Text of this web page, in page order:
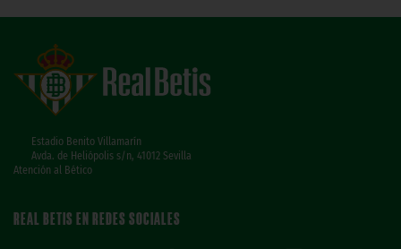
Estadio Benito Villamarín
Avda. de Heliópolis s/n, 41012 Sevilla
Atención al Bético
REAL BETIS EN REDES SOCIALES